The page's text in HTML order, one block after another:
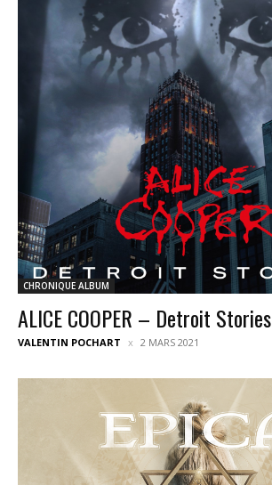
CHRONIQUE ALBUM
ALICE COOPER – Detroit Stories
VALENTIN POCHART 2 MARS 2021